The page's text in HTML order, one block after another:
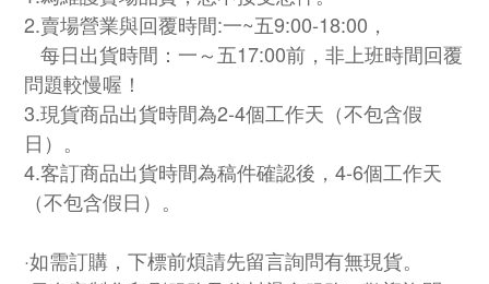
2.賣場營業與回覆時間:一~五9:00-18:00，
每日出貨時間：一～五17:00前，非上班時間回覆
問題較慢喔！
3.現貨商品出貨時間為2-4個工作天（不包含假
日）。
4.客訂商品出貨時間為稿件確認後，4-6個工作天
（不包含假日）。
·如需訂購，下標前煩請先留言詢問有無現貨。